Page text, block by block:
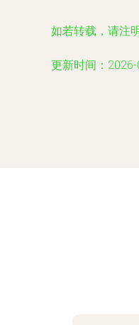
如若转载，请注
更新时间：